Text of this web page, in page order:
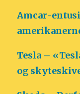
Amcar-
Tesla –
og